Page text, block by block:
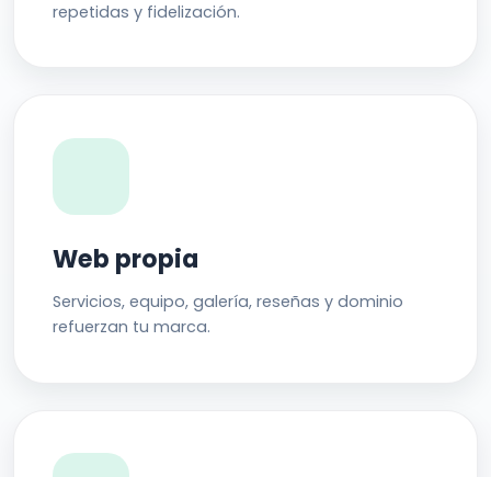
repetidas y fidelización.
Web propia
Servicios, equipo, galería, reseñas y dominio
refuerzan tu marca.